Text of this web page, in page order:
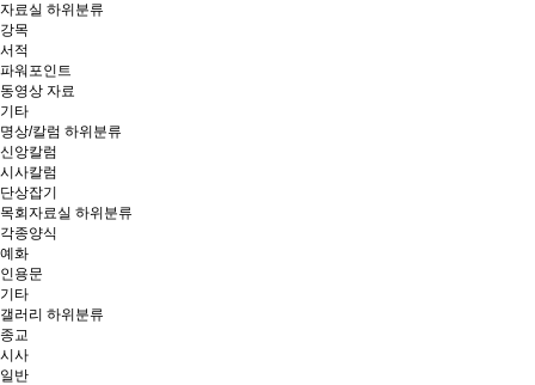
자료실 하위분류
강목
서적
파워포인트
동영상 자료
기타
명상/칼럼 하위분류
신앙칼럼
시사칼럼
단상잡기
목회자료실 하위분류
각종양식
예화
인용문
기타
갤러리 하위분류
종교
시사
일반